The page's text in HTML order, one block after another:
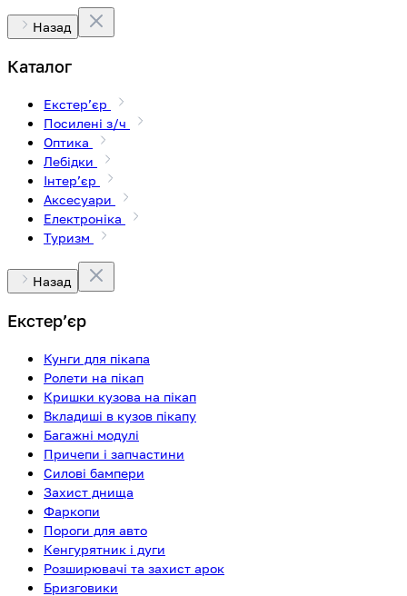
Назад
Каталог
Екстерʼєр
Посилені з/ч
Оптика
Лебідки
Інтерʼєр
Аксесуари
Електроніка
Туризм
Назад
Екстерʼєр
Кунги для пікапа
Ролети на пікап
Кришки кузова на пікап
Вкладиші в кузов пікапу
Багажні модулі
Причепи і запчастини
Силові бампери
Захист днища
Фаркопи
Пороги для авто
Кенгурятник і дуги
Розширювачі та захист арок
Бризговики